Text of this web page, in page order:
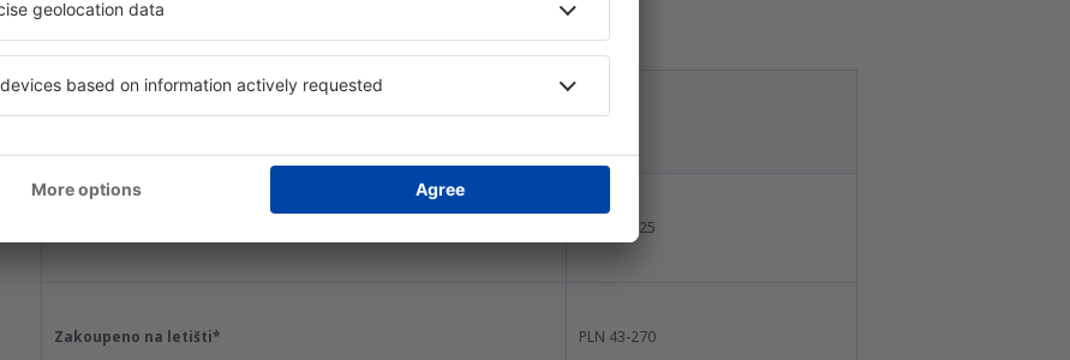
Poplatek za jedno zavazadlo
PLN 38-225
Zakoupeno na letišti* PLN 43-270